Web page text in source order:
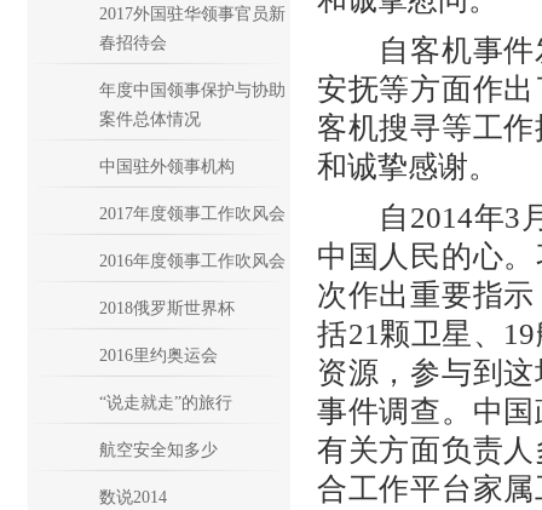
2017外国驻华领事官员新
春招待会
年度中国领事保护与协助
案件总体情况
中国驻外领事机构
2017年度领事工作吹风会
2016年度领事工作吹风会
2018俄罗斯世界杯
2016里约奥运会
“说走就走”的旅行
航空安全知多少
数说2014
自客机事件发
安抚等方面作
客机搜寻等工
和诚挚感谢。
自2014年3月
中国人民的心
次作出重要指
括21颗卫星、
资源，参与到
事件调查。中
有关方面负责
合工作平台家